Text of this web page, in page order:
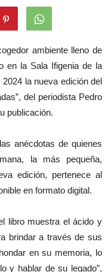
ambiente lleno de
en la Sala Ifigenia de la
la nueva edición del
del periodista Pedro
publicación.
anécdotas de quienes
la más pequeña,
edición, pertenece al
en formato digital.
libro muestra el ácido y
brindar a través de sus
en su memoria, lo
y hablar de su legado”,